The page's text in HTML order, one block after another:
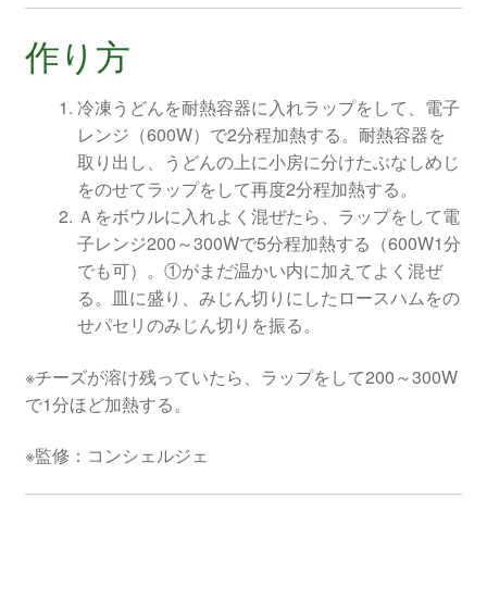
作り方
冷凍うどんを耐熱容器に入れラップをして、電子
レンジ（600W）で2分程加熱する。耐熱容器を
取り出し、うどんの上に小房に分けたぶなしめじ
をのせてラップをして再度2分程加熱する。
Ａをボウルに入れよく混ぜたら、ラップをして電
子レンジ200～300Wで5分程加熱する（600W1分
でも可）。①がまだ温かい内に加えてよく混ぜ
る。皿に盛り、みじん切りにしたロースハムをの
せパセリのみじん切りを振る。
※チーズが溶け残っていたら、ラップをして200～300W
で1分ほど加熱する。
※監修：コンシェルジェ